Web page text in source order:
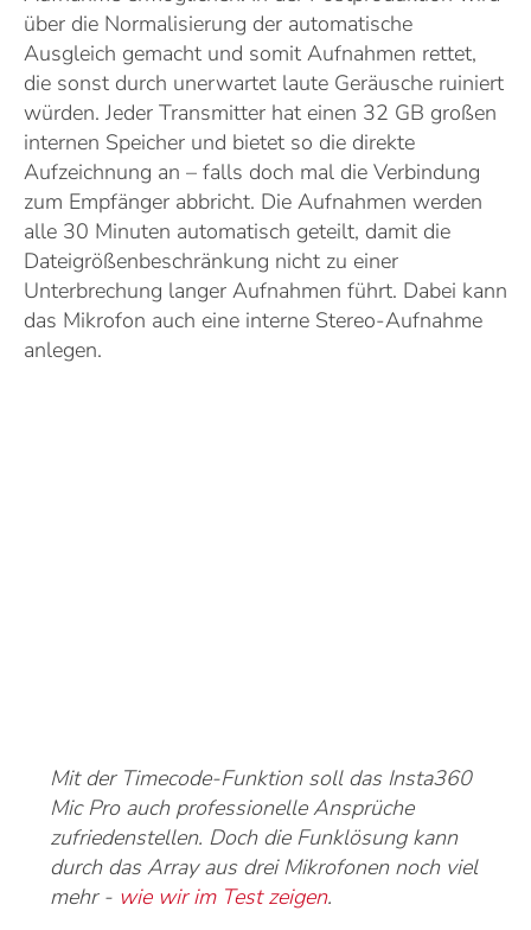
über die Normalisierung der automatische
Ausgleich gemacht und somit Aufnahmen rettet,
die sonst durch unerwartet laute Geräusche ruiniert
würden. Jeder Transmitter hat einen 32 GB großen
internen Speicher und bietet so die direkte
Aufzeichnung an – falls doch mal die Verbindung
zum Empfänger abbricht. Die Aufnahmen werden
alle 30 Minuten automatisch geteilt, damit die
Dateigrößenbeschränkung nicht zu einer
Unterbrechung langer Aufnahmen führt. Dabei kann
das Mikrofon auch eine interne Stereo-Aufnahme
anlegen.
Mit der Timecode-Funktion soll das Insta360
Mic Pro auch professionelle Ansprüche
zufriedenstellen. Doch die Funklösung kann
durch das Array aus drei Mikrofonen noch viel
mehr - wie wir im Test zeigen.